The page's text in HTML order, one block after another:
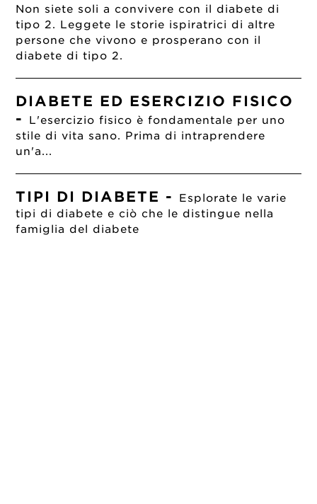
Non siete soli a convivere con il diabete di
tipo 2. Leggete le storie ispiratrici di altre
persone che vivono e prosperano con il
diabete di tipo 2.
DIABETE ED ESERCIZIO FISICO
-
L'esercizio fisico è fondamentale per uno
stile di vita sano. Prima di intraprendere
un'a...
TIPI DI DIABETE -
Esplorate le varie
tipi di diabete e ciò che le distingue nella
famiglia del diabete